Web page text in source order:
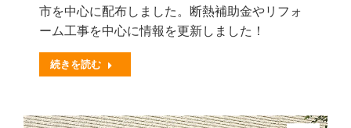
市を中心に配布しました。断熱補助金やリフォ
ーム工事を中心に情報を更新しました！
続きを読む